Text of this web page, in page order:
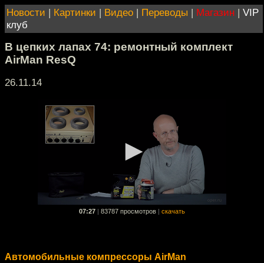
Новости | Картинки | Видео | Переводы | Магазин | VIP
клуб
В цепких лапах 74: ремонтный комплект
AirMan ResQ
26.11.14
07:27 83787 просмотров скачать
Автомобильные компрессоры AirMan